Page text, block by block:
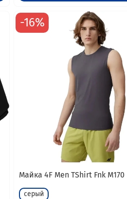
-16%
Майка 4F Men TShirt Fnk M170
серый